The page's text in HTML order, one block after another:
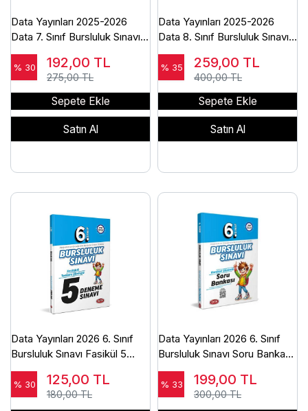
Data Yayınları 2025-2026
Data 7. Sınıf Bursluluk Sınavı
Soru Bankası - Karekod
Çözümlü-2025
% 30 192,00 TL
275,00 TL
Sepete Ekle
Satın Al
Data Yayınları 2025-2026
Data 8. Sınıf Bursluluk Sınavı
Soru Bankası+Deneme
% 35 259,00 TL
400,00 TL
Sepete Ekle
Satın Al
Data Yayınları 2026 6. Sınıf
Bursluluk Sınavı Fasikül 5
Deneme Sınavı-Baskı Yılı
2026
% 30 125,00 TL
180,00 TL
Data Yayınları 2026 6. Sınıf
Bursluluk Sınavı Soru Bankası
- Karekod Çözümlü-Baskı Yılı
2025
% 33 199,00 TL
300,00 TL